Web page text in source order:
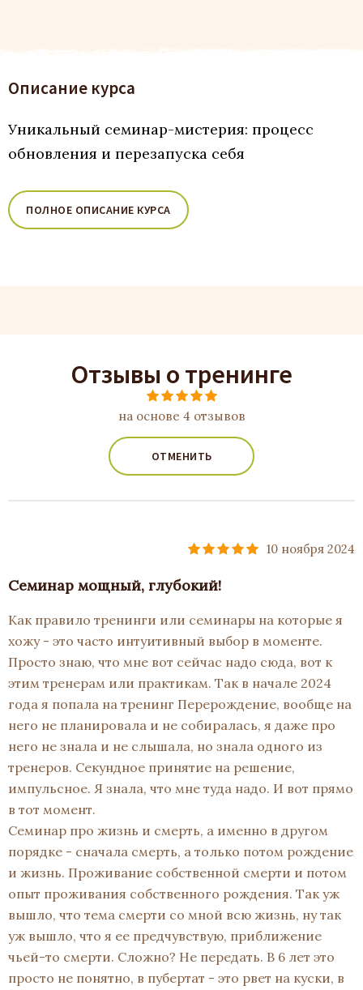
Описание курса
Уникальный семинар-мистерия: процесс
обновления и перезапуска себя
ПОЛНОЕ ОПИСАНИЕ КУРСА
Отзывы о тренинге
на основе 4 отзывов
ОТМЕНИТЬ
10 ноября 2024
Семинар мощный, глубокий!
Как правило тренинги или семинары на которые я
хожу - это часто интуитивный выбор в моменте.
Просто знаю, что мне вот сейчас надо сюда, вот к
этим тренерам или практикам. Так в начале 2024
года я попала на тренинг Перерождение, вообще на
него не планировала и не собиралась, я даже про
него не знала и не слышала, но знала одного из
тренеров. Секундное принятие на решение,
импульсное. Я знала, что мне туда надо. И вот прямо
в тот момент.
Семинар про жизнь и смерть, а именно в другом
порядке - сначала смерть, а только потом рождение
и жизнь. Проживание собственной смерти и потом
опыт проживания собственного рождения. Так уж
вышло, что тема смерти со мной всю жизнь, ну так
уж вышло, что я ее предчувствую, приближение
чьей-то смерти. Сложно? Не передать. В 6 лет это
просто не понятно, в пубертат - это рвет на куски, в